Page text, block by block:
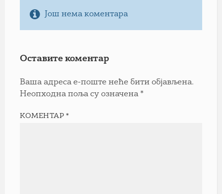
Још нема коментара
Оставите коментар
Ваша адреса е-поште неће бити објављена.
Неопходна поља су означена *
КОМЕНТАР*